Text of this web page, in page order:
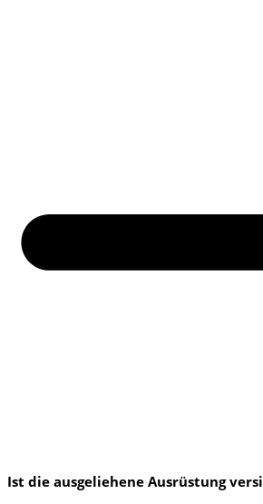
Ist die ausgeliehene Ausrüstung